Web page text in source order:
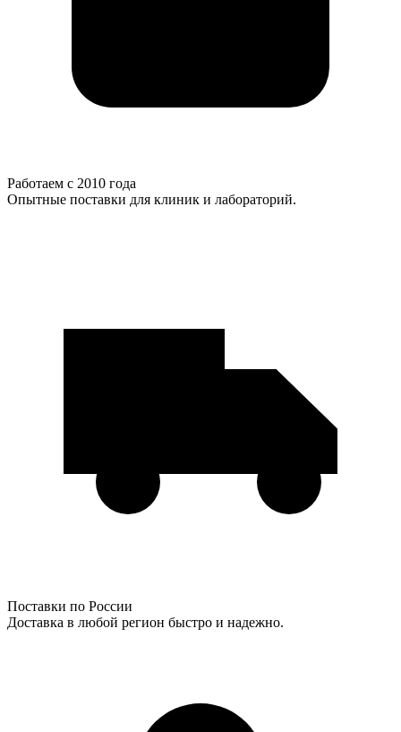
Работаем с 2010 года
Опытные поставки для клиник и лабораторий.
Поставки по России
Доставка в любой регион быстро и надежно.